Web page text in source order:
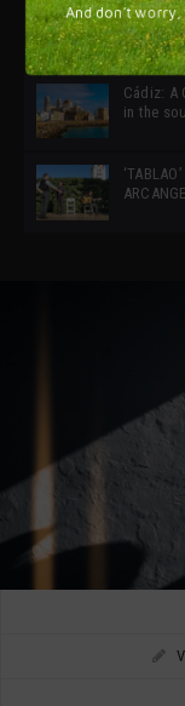
SIMOF
Cádiz: A
in the